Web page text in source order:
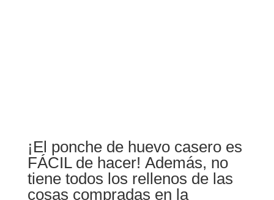
¡El ponche de huevo casero es
FÁCIL de hacer! Además, no
tiene todos los rellenos de las
cosas compradas en la